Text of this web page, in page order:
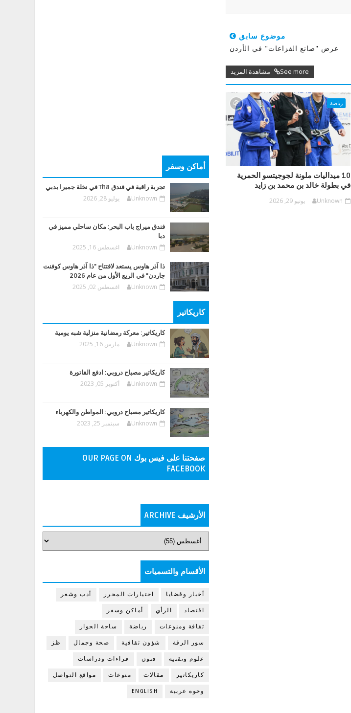
موضوع سابق
عرض "صانع الفزاعات" في الأردن
See more مشاهدة المزيد
رياضة
10 ميداليات ملونة لجوجيتسو الحمرية
في بطولة خالد بن محمد بن زايد
Unknown يونيو 29, 2026
أماكن وسفر
تجربة راقية في فندق Th8 في نخلة جميرا بدبي
Unknown يوليو 28, 2026
فندق ميراج باب البحر: مكان ساحلي مميز في
دبا
Unknown اغسطس 16, 2025
ذا آذر هاوس يستعد لافتتاح "ذا آذر هاوس كوفنت
جاردن" في الربع الأول من عام 2026
Unknown اغسطس 02, 2025
كاريكاتير
كاريكاتير: معركة رمضانية منزلية شبه يومية
Unknown مارس 16, 2025
كاريكاتير مصباح دروبي: ادفع الفاتورة
Unknown أكتوبر 05, 2023
كاريكاتير مصباح دروبي: المواطن والكهرباء
Unknown سبتمبر 25, 2023
صفحتنا على فيس بوك OUR PAGE ON
FACEBOOK
الأرشيف ARCHIVE
الأقسام والتسميات
أخبار وقضايا اختيارات المحرر أدب وشعر
اقتصاد الرأي أماكن وسفر
ثقافة ومنوعات رياضة ساحة الحوار
سور الرقة شؤون ثقافية صحة وجمال ظز
علوم وتقنية فنون قراءات ودراسات
كاريكاتير مقالات منوعات مواقع التواصل
وجوه عربية ENGLISH